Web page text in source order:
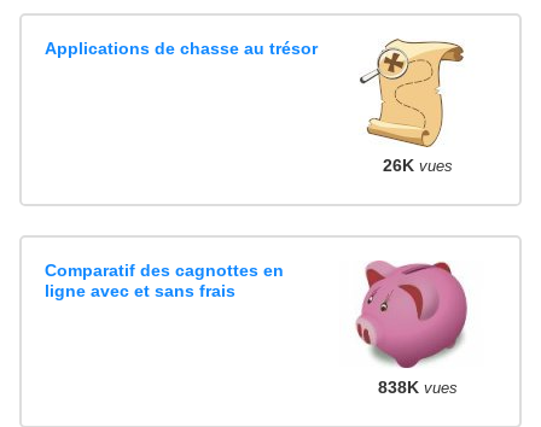
Applications de chasse au trésor
26K vues
Comparatif des cagnottes en
ligne avec et sans frais
838K vues